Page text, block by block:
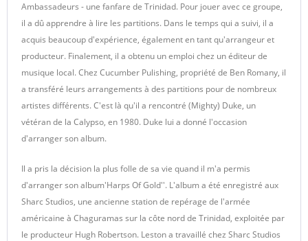
Ambassadeurs - une fanfare de Trinidad. Pour jouer avec ce groupe,
il a dû apprendre à lire les partitions. Dans le temps qui a suivi, il a
acquis beaucoup d'expérience, également en tant qu'arrangeur et
producteur. Finalement, il a obtenu un emploi chez un éditeur de
musique local. Chez Cucumber Pulishing, propriété de Ben Romany, il
a transféré leurs arrangements à des partitions pour de nombreux
artistes différents. C'est là qu'il a rencontré (Mighty) Duke, un
vétéran de la Calypso, en 1980. Duke lui a donné l'occasion
d'arranger son album.
Il a pris la décision la plus folle de sa vie quand il m'a permis
d'arranger son album'Harps Of Gold''. L'album a été enregistré aux
Sharc Studios, une ancienne station de repérage de l'armée
américaine à Chaguramas sur la côte nord de Trinidad, exploitée par
le producteur Hugh Robertson. Leston a travaillé chez Sharc Studios